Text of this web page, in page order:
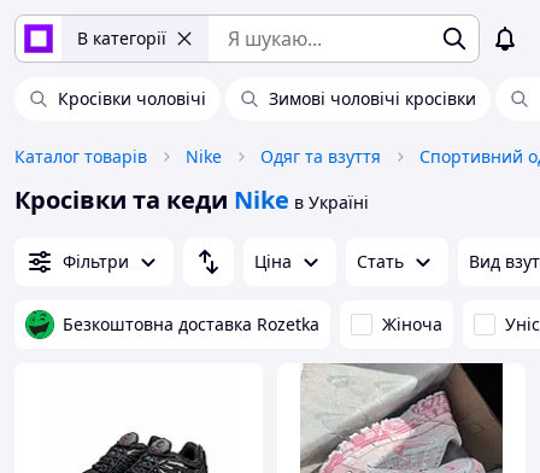
В категорії
Кросівки чоловічі Зимові чоловічі кросівки
Каталог товарів Nike Одяг та взуття Спортивний
Кросівки та кеди Nike в Україні
Фільтри Ціна Стать Вид
Безкоштовна доставка Rozetka Жіноча